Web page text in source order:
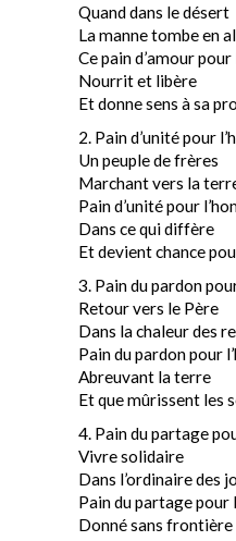
Quand dans le désert
La manne tombe en
Ce pain d’amour pour
Nourrit et libère
Et donne sens à sa
2. Pain d’unité pour
Un peuple de frères
Marchant vers la
Pain d’unité pour
Dans ce qui diffère
Et devient chance
3. Pain du pardon
Retour vers le Père
Dans la chaleur des
Pain du pardon pour
Abreuvant la terre
Et que mûrissent les
4. Pain du partage
Vivre solidaire
Dans l’ordinaire des
Pain du partage pour
Donné sans frontière